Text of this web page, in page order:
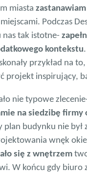
miasta
Podczas
nas tak istotne-
kontekstu
przykład na
projekt inspirujący,
nie typowe
na siedzibę firmy
plan budynku nie
wnęk
się z wnętrzem
W końcu gdy biuro